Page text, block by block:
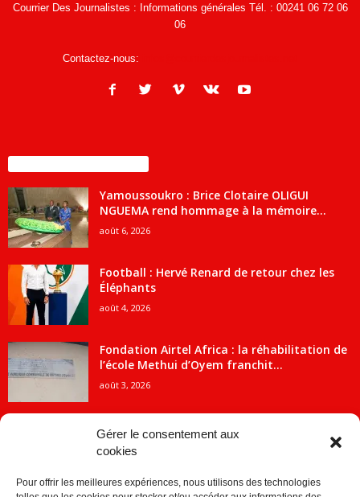
Gérer le consentement aux
cookies
Pour offrir les meilleures expériences, nous utilisons des technologies
Courrier Des Journalistes : Informations générales Tél. : 00241 06 72 06
06
Contactez-nous:
Yamoussoukro : Brice Clotaire OLIGUI
NGUEMA rend hommage à la mémoire...
août 6, 2026
Football : Hervé Renard de retour chez les
Éléphants
août 4, 2026
Fondation Airtel Africa : la réhabilitation de
l’école Methui d’Oyem franchit...
août 3, 2026
ACTUALITES